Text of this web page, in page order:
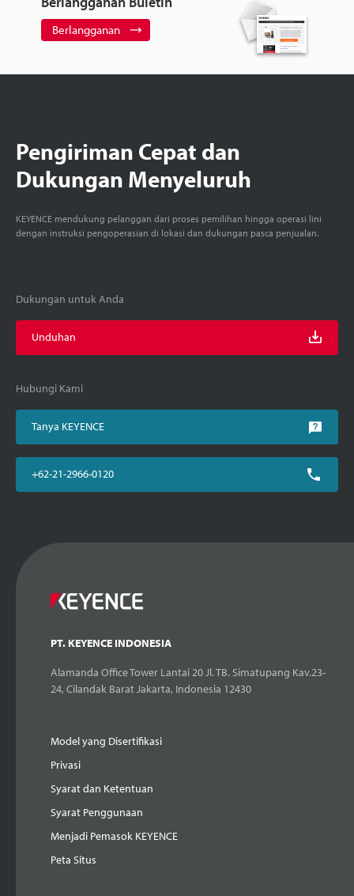
Berlangganan
Pengiriman Cepat dan
Dukungan Menyeluruh
KEYENCE mendukung pelanggan dari proses pemilihan hingga operasi lini
dengan instruksi pengoperasian di lokasi dan dukungan pasca penjualan.
Dukungan untuk Anda
Unduhan
Hubungi Kami
Tanya KEYENCE
+62-21-2966-0120
PT. KEYENCE INDONESIA
Alamanda Office Tower Lantai 20 Jl. TB. Simatupang Kav.23-
24, Cilandak Barat Jakarta, Indonesia 12430
Model yang Disertifikasi
Privasi
Syarat dan Ketentuan
Syarat Penggunaan
Menjadi Pemasok KEYENCE
Peta Situs